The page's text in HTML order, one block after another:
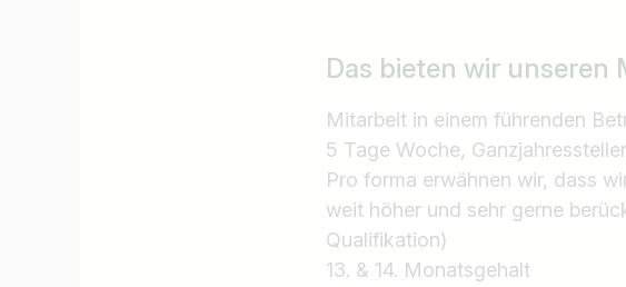
Das bieten wir unseren
Mitarbeit in einem führenden
5 Tage Woche,
Pro forma erwähnen wir, dass
weit höher und sehr gerne
Qualifikation)
13. & 14. Monatsgehalt